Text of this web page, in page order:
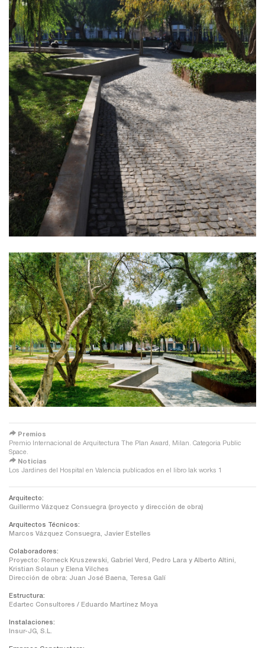
redirect Premios
Premio Internacional de Arquitectura The Plan Award, Milan. Categoria Public
Space.
redirect Noticias
Los Jardines del Hospital en Valencia publicados en el libro lak works 1
Arquitecto:
Guillermo Vázquez Consuegra (proyecto y dirección de obra)
Arquitectos Técnicos:
Marcos Vázquez Consuegra, Javier Estelles
Colaboradores:
Proyecto: Romeck Kruszewski, Gabriel Verd, Pedro Lara y Alberto Altini,
Kristian Solaun y Elena Vilches
Dirección de obra: Juan José Baena, Teresa Galí
Estructura:
Edartec Consultores / Eduardo Martínez Moya
Instalaciones:
Insur-JG, S.L.